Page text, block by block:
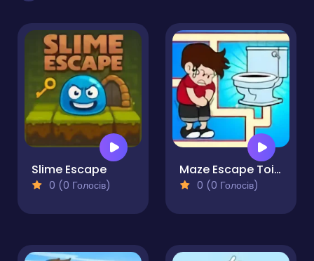
Slime Escape
0 (0 Голосів)
Maze Escape Toilet Rush
0 (0 Голосів)